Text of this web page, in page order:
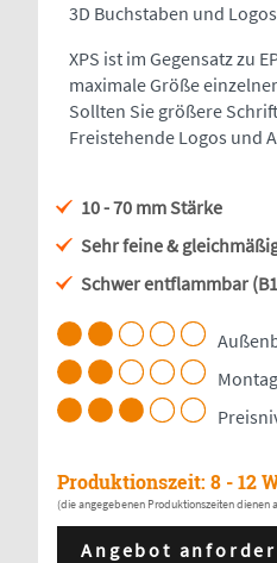
3D Buchstaben und
XPS ist im Gegensatz zu
maximale Größe
Sollten Sie größere
Freistehende Logos und
10 - 70 mm Stärke
Sehr feine &
Schwer entflammbar
Produktionszeit: 8 - 12
(die angegebenen Produktionszeiten
Angebot